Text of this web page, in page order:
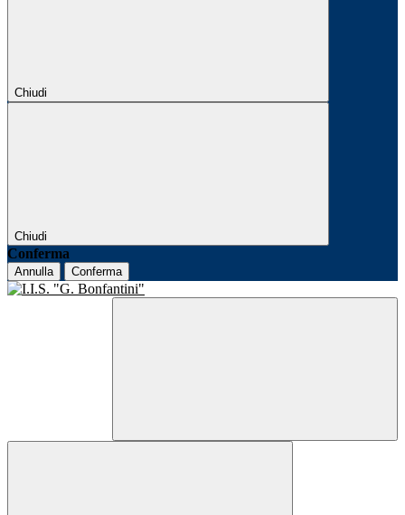
Chiudi
Chiudi
Conferma
Annulla Conferma